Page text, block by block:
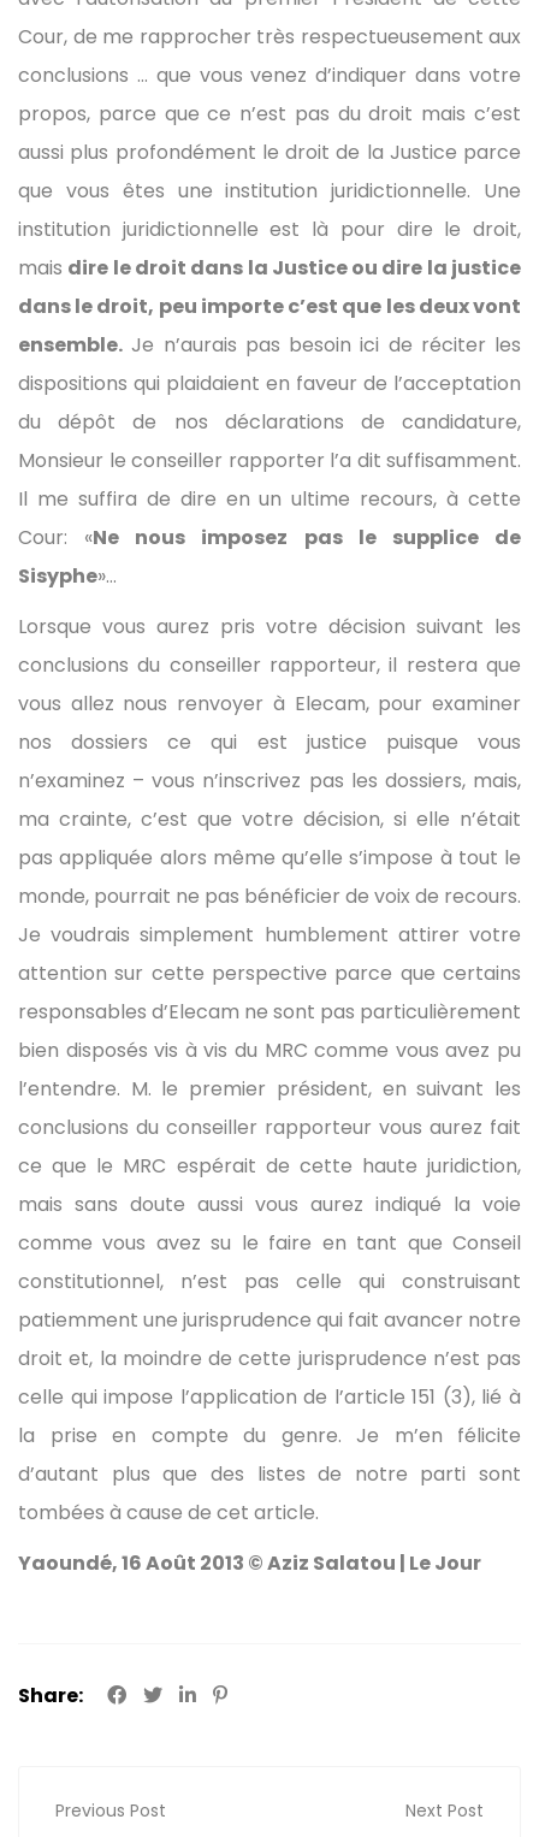
Cour, de me rapprocher très respectueusement aux
conclusions … que vous venez d’indiquer dans votre
propos, parce que ce n’est pas du droit mais c’est
aussi plus profondément le droit de la Justice parce
que vous êtes une institution juridictionnelle. Une
institution juridictionnelle est là pour dire le droit,
mais dire le droit dans la Justice ou dire la justice
dans le droit, peu importe c’est que les deux vont
ensemble. Je n’aurais pas besoin ici de réciter les
dispositions qui plaidaient en faveur de l’acceptation
du dépôt de nos déclarations de candidature,
Monsieur le conseiller rapporter l’a dit suffisamment.
Il me suffira de dire en un ultime recours, à cette
Cour: «Ne nous imposez pas le supplice de
Sisyphe»…
Lorsque vous aurez pris votre décision suivant les
conclusions du conseiller rapporteur, il restera que
vous allez nous renvoyer à Elecam, pour examiner
nos dossiers ce qui est justice puisque vous
n’examinez – vous n’inscrivez pas les dossiers, mais,
ma crainte, c’est que votre décision, si elle n’était
pas appliquée alors même qu’elle s’impose à tout le
monde, pourrait ne pas bénéficier de voix de recours.
Je voudrais simplement humblement attirer votre
attention sur cette perspective parce que certains
responsables d’Elecam ne sont pas particulièrement
bien disposés vis à vis du MRC comme vous avez pu
l’entendre. M. le premier président, en suivant les
conclusions du conseiller rapporteur vous aurez fait
ce que le MRC espérait de cette haute juridiction,
mais sans doute aussi vous aurez indiqué la voie
comme vous avez su le faire en tant que Conseil
constitutionnel, n’est pas celle qui construisant
patiemment une jurisprudence qui fait avancer notre
droit et, la moindre de cette jurisprudence n’est pas
celle qui impose l’application de l’article 151 (3), lié à
la prise en compte du genre. Je m’en félicite
d’autant plus que des listes de notre parti sont
tombées à cause de cet article.
Yaoundé, 16 Août 2013 © Aziz Salatou | Le Jour
Share:
Previous Post Next Post